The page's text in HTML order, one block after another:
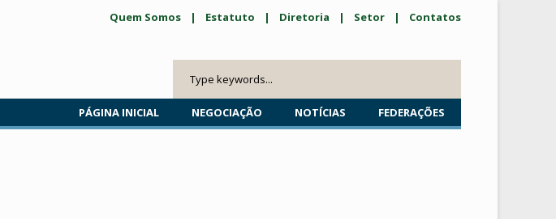
Quem Somos | Estatuto | Diretoria | Setor | Contatos
PÁGINA INICIAL NEGOCIAÇÃO NOTÍCIAS FEDERAÇÕES